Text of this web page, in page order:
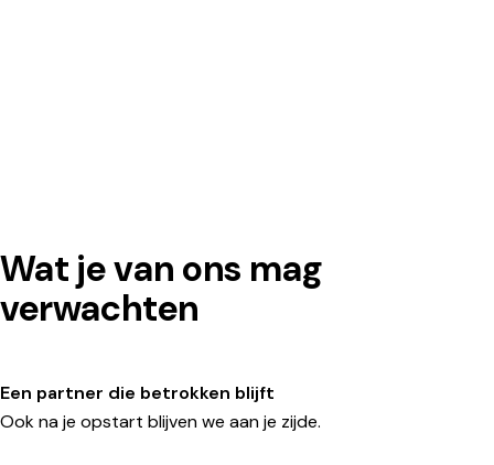
Wat je van ons mag
verwachten
Een partner die betrokken blijft
Ook na je opstart blijven we aan je zijde.